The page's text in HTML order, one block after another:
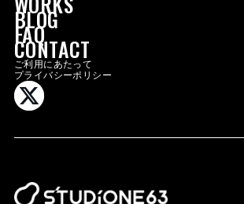
MESSAGE
SERVICE
WORKS
BLOG
FAQ
CONTACT
GROUP SITE
BLOG
FAQ
CONTACT
ご利用にあたって
プライバシーポリシー